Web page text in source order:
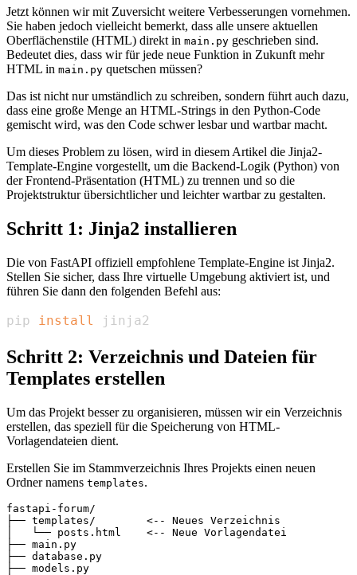
Jetzt können wir mit Zuversicht weitere Verbesserungen vornehmen.
Sie haben jedoch vielleicht bemerkt, dass alle unsere aktuellen
Oberflächenstile (HTML) direkt in main.py geschrieben sind.
Bedeutet dies, dass wir für jede neue Funktion in Zukunft mehr
HTML in main.py quetschen müssen?
Das ist nicht nur umständlich zu schreiben, sondern führt auch dazu,
dass eine große Menge an HTML-Strings in den Python-Code
gemischt wird, was den Code schwer lesbar und wartbar macht.
Um dieses Problem zu lösen, wird in diesem Artikel die Jinja2-
Template-Engine vorgestellt, um die Backend-Logik (Python) von
der Frontend-Präsentation (HTML) zu trennen und so die
Projektstruktur übersichtlicher und leichter wartbar zu gestalten.
Schritt 1: Jinja2 installieren
Die von FastAPI offiziell empfohlene Template-Engine ist Jinja2.
Stellen Sie sicher, dass Ihre virtuelle Umgebung aktiviert ist, und
führen Sie dann den folgenden Befehl aus:
pip install jinja2
Schritt 2: Verzeichnis und Dateien für
Templates erstellen
Um das Projekt besser zu organisieren, müssen wir ein Verzeichnis
erstellen, das speziell für die Speicherung von HTML-
Vorlagendateien dient.
Erstellen Sie im Stammverzeichnis Ihres Projekts einen neuen
Ordner namens templates.
fastapi-forum/
├── templates/        <-- Neues Verzeichnis
│   └── posts.html    <-- Neue Vorlagendatei
├── main.py
├── database.py
├── models.py